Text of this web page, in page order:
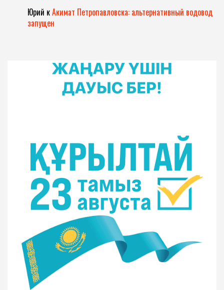
Юрий кАкимат Петропавловска: альтернативный водовод
запущен